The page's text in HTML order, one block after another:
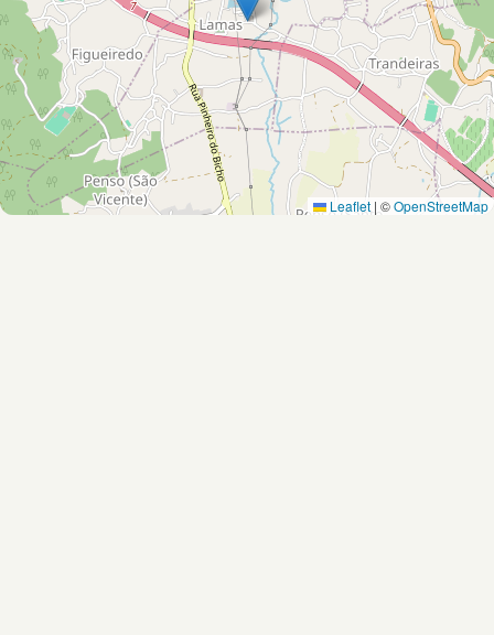
Leaflet | ©OpenStreetMap